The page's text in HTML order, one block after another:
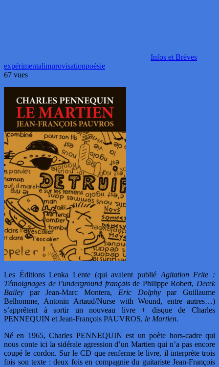
Infos et Brèves
expérimentalimprovisationpoésie
67 vues
Les Éditions Lenka Lente (qui avaient publiéAgitation Frite :
Témoignages de l’underground françaisde Philippe Robert, Derek
Bailey par Jean-Marc Montera, Eric Dolphypar Guillaume
Belhomme, Antonin Artaud/Nurse with Wound, entre autres…)
s’apprêtent à sortir un nouveau livre + disque de Charles
PENNEQUIN et Jean-François PAUVROS, le Martien.
Né en 1965, Charles PENNEQUIN est un poète hors-cadre qui
nous conte ici la sidérale agression d’un Martien qui n’a pas encore
coupé le cordon. Sur le CD que renferme le livre, il interprète trois
fois son texte : deux fois en compagnie du guitariste Jean-François